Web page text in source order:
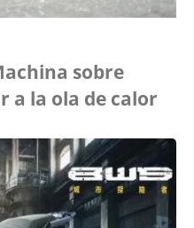
sobre
a la ola de calor